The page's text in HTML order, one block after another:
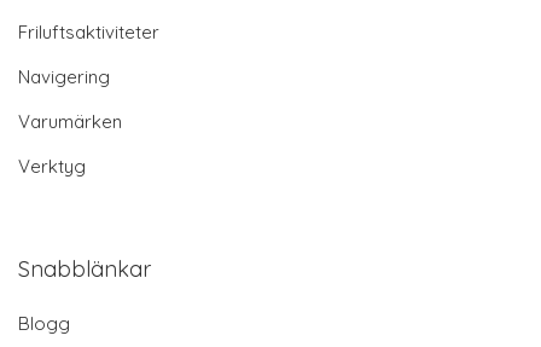
Friluftsaktiviteter
Navigering
Varumärken
Verktyg
Snabblänkar
Blogg